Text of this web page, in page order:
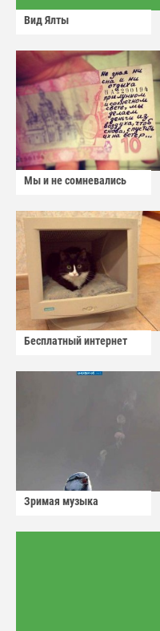
Вид Ялты
Мы и не сомневались
Бесплатный интернет
Зримая музыка